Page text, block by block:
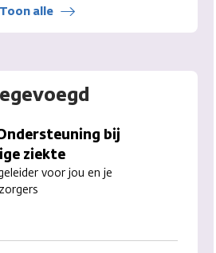
Toon alle
bij
ziekte
voor jou en je